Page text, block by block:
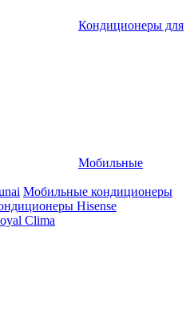
Кондиционеры для
Мобильные
Мобильные кондиционеры
Hisense
Clima